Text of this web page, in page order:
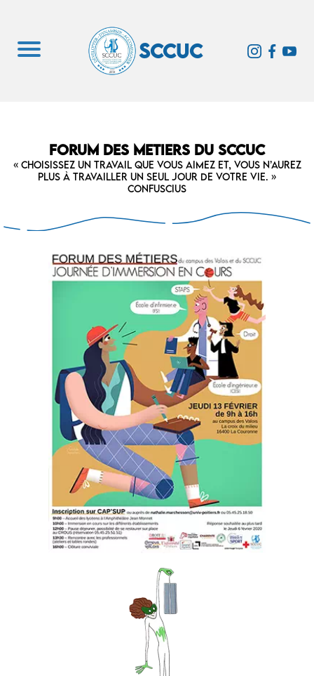
SCCUC
FORUM DES METIERS DU SCCUC
« Choisissez un travail que vous aimez et, vous n’aurez
plus à travailler un seul jour de votre vie. »
Confuscius